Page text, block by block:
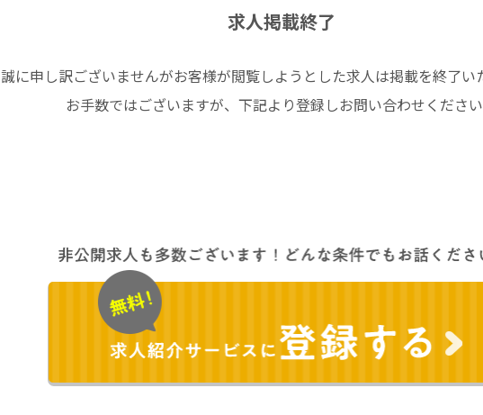
求人掲載終了
誠に申し訳ございませんがお客様が閲覧しようとした求人は掲載を終了い
お手数ではございますが、下記より登録しお問い合わせください